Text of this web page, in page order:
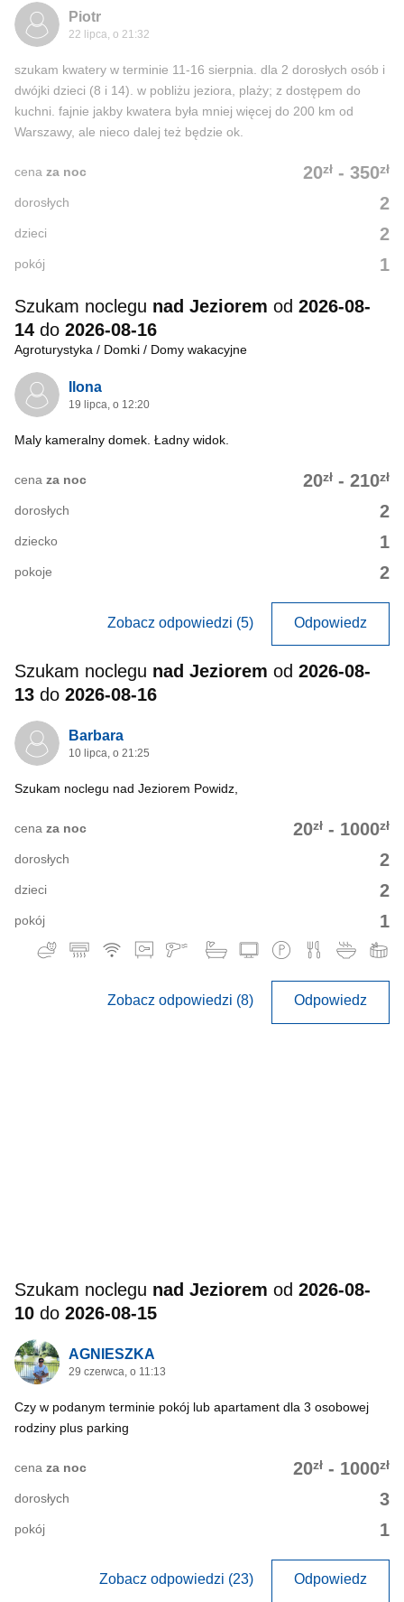
Piotr
22 lipca, o 21:32
szukam kwatery w terminie 11-16 sierpnia. dla 2 dorosłych osób i
dwójki dzieci (8 i 14). w pobliżu jeziora, plaży; z dostępem do
kuchni. fajnie jakby kwatera była mniej więcej do 200 km od
Warszawy, ale nieco dalej też będzie ok.
20zł - 350zł
cena za noc
2
dorosłych
2
dzieci
1
pokój
Szukam noclegu nad Jeziorem od 2026-08-
14 do 2026-08-16
Agroturystyka / Domki / Domy wakacyjne
Ilona
19 lipca, o 12:20
Maly kameralny domek. Ładny widok.
20zł - 210zł
cena za noc
2
dorosłych
1
dziecko
2
pokoje
Zobacz odpowiedzi (5) Odpowiedz
Szukam noclegu nad Jeziorem od 2026-08-
13 do 2026-08-16
Barbara
10 lipca, o 21:25
Szukam noclegu nad Jeziorem Powidz,
20zł - 1000zł
cena za noc
2
dorosłych
2
dzieci
1
pokój
Zobacz odpowiedzi (8) Odpowiedz
Szukam noclegu nad Jeziorem od 2026-08-
10 do 2026-08-15
AGNIESZKA
29 czerwca, o 11:13
Czy w podanym terminie pokój lub apartament dla 3 osobowej
rodziny plus parking
20zł - 1000zł
cena za noc
3
dorosłych
1
pokój
Zobacz odpowiedzi (23) Odpowiedz